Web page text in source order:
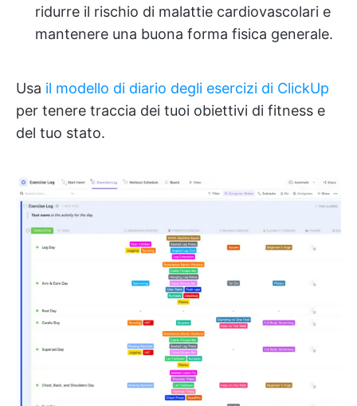
ridurre il rischio di malattie cardiovascolari e
mantenere una buona forma fisica generale.
Usa il modello di diario degli esercizi di ClickUp
per tenere traccia dei tuoi obiettivi di fitness e
del tuo stato.